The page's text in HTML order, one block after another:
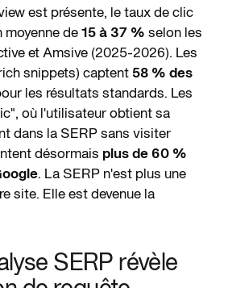
est présente, le taux de clic
moyenne de 15 à 37 % selon les
et Amsive (2025-2026). Les
snippets) captent 58 % des
les résultats standards. Les
où l'utilisateur obtient sa
dans la SERP sans visiter
désormais plus de 60 %
. La SERP n'est plus une
site. Elle est devenue la
SERP révèle